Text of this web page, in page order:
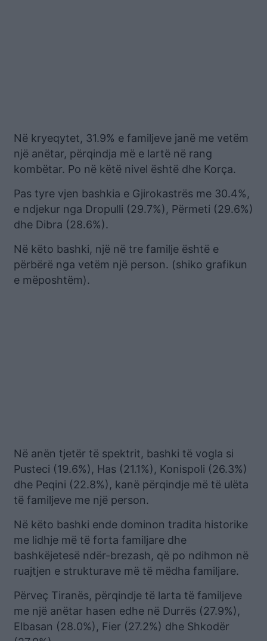
Në kryeqytet, 31.9% e familjeve janë me vetëm
një anëtar, përqindja më e lartë në rang
kombëtar. Po në këtë nivel është dhe Korça.
Pas tyre vjen bashkia e Gjirokastrës me 30.4%,
e ndjekur nga Dropulli (29.7%), Përmeti (29.6%)
dhe Dibra (28.6%).
Në këto bashki, një në tre familje është e
përbërë nga vetëm një person. (shiko grafikun
e mëposhtëm).
Në anën tjetër të spektrit, bashki të vogla si
Pusteci (19.6%), Has (21.1%), Konispoli (26.3%)
dhe Peqini (22.8%), kanë përqindje më të ulëta
të familjeve me një person.
Në këto bashki ende dominon tradita historike
me lidhje më të forta familjare dhe
bashkëjetesë ndër-brezash, që po ndihmon në
ruajtjen e strukturave më të mëdha familjare.
Përveç Tiranës, përqindje të larta të familjeve
me një anëtar hasen edhe në Durrës (27.9%),
Elbasan (28.0%), Fier (27.2%) dhe Shkodër